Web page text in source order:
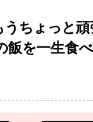
うちょっと
飯を一生食